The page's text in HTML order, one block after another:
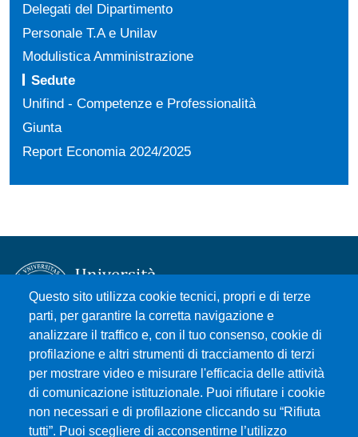
Delegati del Dipartimento
Personale T.A e Unilav
Modulistica Amministrazione
Sedute
Unifind - Competenze e Professionalità
Giunta
Report Economia 2024/2025
Questo sito utilizza cookie tecnici, propri e di terze
parti, per garantire la corretta navigazione e
analizzare il traffico e, con il tuo consenso, cookie di
profilazione e altri strumenti di tracciamento di terzi
per mostrare video e misurare l'efficacia delle attività
di comunicazione istituzionale. Puoi rifiutare i cookie
non necessari e di profilazione cliccando su “Rifiuta
tutti”. Puoi scegliere di acconsentirne l’utilizzo
Università degli Studi di Messina
Piazza Pugliatti, 1 - 98122 Messina
Cod. Fiscale 80004070837
P.IVA 00724160833
Centralino: 090 676 1